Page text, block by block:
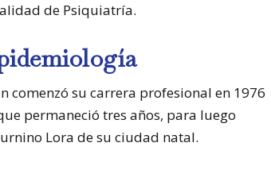
de Psiquiatría.
comenzó su carrera profesional en 1976
permaneció tres años, para luego
Lora de su ciudad natal.